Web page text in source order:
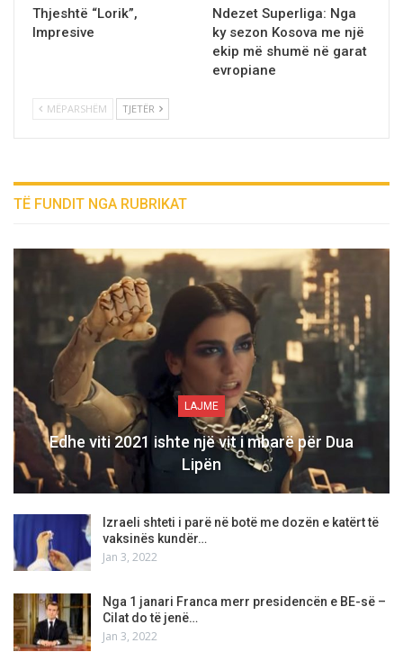
Thjeshtё “Lorik”,
Impresive
Ndezet Superliga: Nga
ky sezon Kosova me një
ekip më shumë në garat
evropiane
MËPARSHËM TJETËR
TË FUNDIT NGA RUBRIKAT
LAJME
Edhe viti 2021 ishte një vit i mbarë për Dua
Lipën
Izraeli shteti i parë në botë me dozën e katërt të
vaksinës kundër…
Jan 3, 2022
Nga 1 janari Franca merr presidencën e BE-së –
Cilat do të jenë…
Jan 3, 2022